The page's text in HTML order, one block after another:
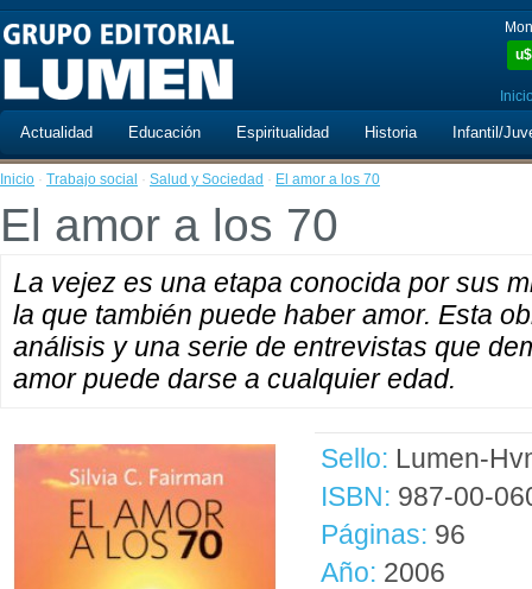
u$
Actualidad Educación Espiritualidad Historia Infantil/
Inicio · Trabajo social · Salud y Sociedad · El amor a los 70
El amor a los 70
La vejez es una etapa conocida por sus
la que también puede haber amor. Esta
análisis y una serie de entrevistas que
amor puede darse a cualquier edad.
Sello: Lumen-
ISBN: 987-00-
Páginas: 96
Año: 2006